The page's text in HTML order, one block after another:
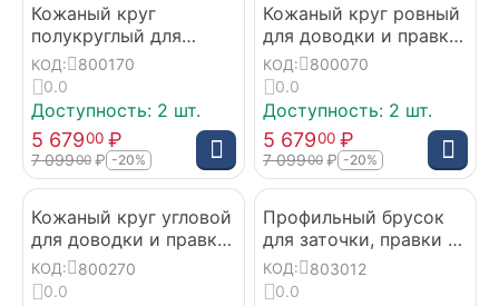
Кожаный круг
полукруглый для
доводки и правки
инструмента 70 мм
КОД:
800170
0.0
Доступность: 2 шт.
5 67900 ₽
7 09900 ₽ -20%
Кожаный круг ровный
для доводки и правки
инструмента 70 мм
КОД:
800070
0.0
Доступность: 2 шт.
5 67900 ₽
7 09900 ₽ -20%
Кожаный круг угловой
для доводки и правки
инструмента 70 мм
КОД:
800270
0.0
Профильный брусок
для заточки, правки и
доводки инструмента
30 см
КОД:
803012
0.0